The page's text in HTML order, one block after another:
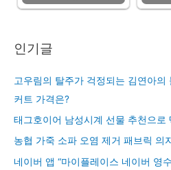
인기글
고우림의 탈주가 걱정되는 김연아의
커트 가격은?
태그호이어 남성시계 선물 추천으로
농협 가죽 소파 오염 제거 패브릭 의
네이버 앱 “마이플레이스 네이버 영